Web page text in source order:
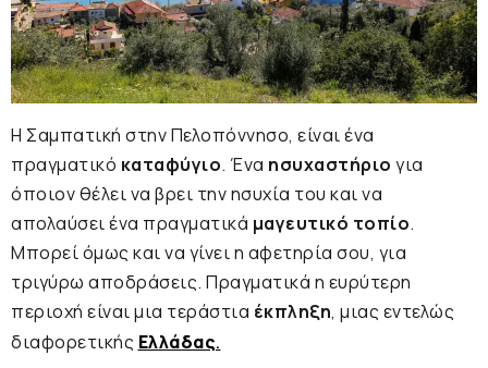
Η Σαμπατική στην Πελοπόννησο, είναι ένα
πραγματικό καταφύγιο. Ένα ησυχαστήριο για
όποιον θέλει να βρει την ησυχία του και να
απολαύσει ένα πραγματικά μαγευτικό τοπίο.
Μπορεί όμως και να γίνει η αφετηρία σου, για
τριγύρω αποδράσεις. Πραγματικά η ευρύτερη
περιοχή είναι μια τεράστια έκπληξη, μιας εντελώς
διαφορετικής Ελλάδας.